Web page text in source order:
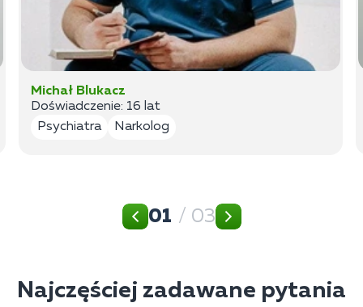
Michał Blukacz
Doświadczenie: 16 lat
Psychiatra
Narkolog
01 / 03
Najczęściej zadawane pytania